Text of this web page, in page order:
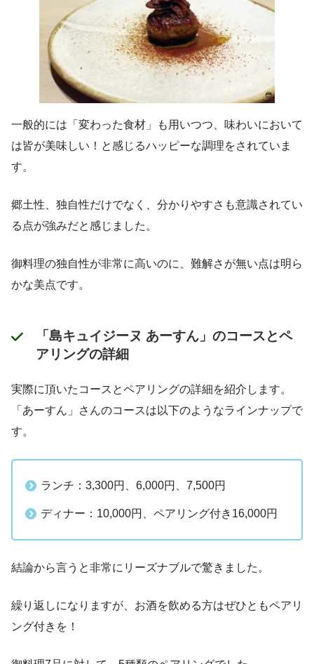
一般的には「変わった食材」も用いつつ、味わいにおいて
は皆が美味しい！と感じるハッピーな調理をされていま
す。
郷土性、独自性だけでなく、分かりやすさも意識されてい
る点が強みだと感じました。
御料理の独自性が非常に高いのに、難解さが無い点は明ら
かな美点です。
「島キュイジーヌ あーすん」のコースとペ
アリングの詳細
実際に頂いたコースとペアリングの詳細を紹介します。
「あーすん」さんのコースは以下のようなラインナップで
す。
ランチ：3,300円、6,000円、7,500円
ディナー：10,000円、ペアリング付き16,000円
結論から言うと非常にリーズナブルで驚きました。
繰り返しになりますが、お酒を飲める方はぜひともペアリ
ング付きを！